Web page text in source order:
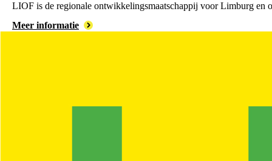
LIOF is de regionale ontwikkelingsmaatschappij voor Limburg en
Meer informatie